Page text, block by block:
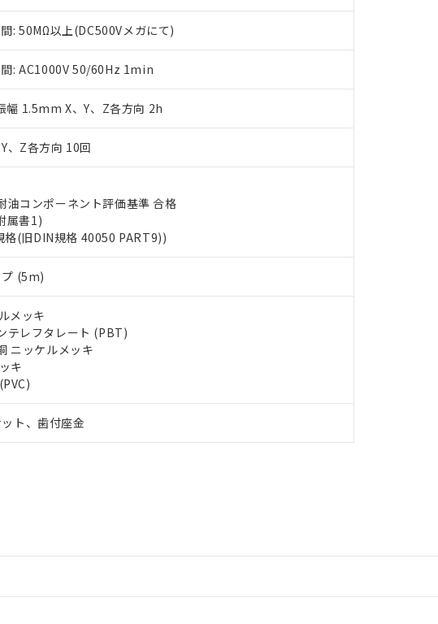
: 50MΩ以上(DC500Vメガにて)
: AC1000V 50/60Hz 1min
幅 1.5mm X、Y、Z各方向 2h
、Z各方向 10回
油コンポーネント評価基準 合格
属書1)
格(旧DIN規格 40050 PART9))
(5m)
メッキ
テレフタレート (PBT)
ニッケルメッキ
キ
ト、歯付座金
RoHS指令のフタル酸エステル類４物質の対応では、対応完了までの期間は出荷
ることから備考欄に対応日を記載しておりました。
にて対応品への在庫切替を完了していることから、特段のことがない限り、
ております。